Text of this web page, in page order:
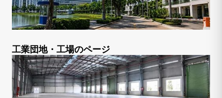
工業団地・工場のページ